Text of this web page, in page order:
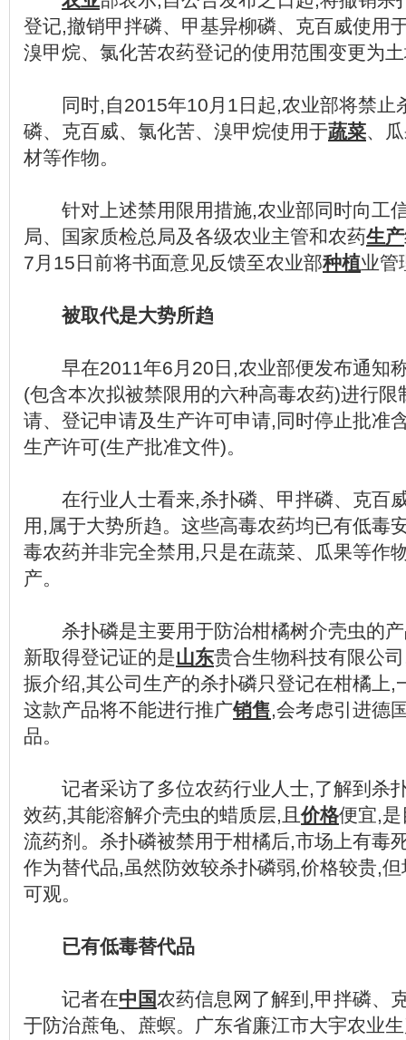
登记,撤销甲拌磷、甲基异柳磷、克百威使用
溴甲烷、氯化苦农药登记的使用范围变更为
同时,自2015年10月1日起,农业部将禁止
磷、克百威、氯化苦、溴甲烷使用于蔬菜、
材等作物。
针对上述禁用限用措施,农业部同时向工
局、国家质检总局及各级农业主管和农药生产
7月15日前将书面意见反馈至农业部种植业管
被取代是大势所趋
早在2011年6月20日,农业部便发布通知
(包含本次拟被禁限用的六种高毒农药)进行
请、登记申请及生产许可申请,同时停止批准
生产许可(生产批准文件)。
在行业人士看来,杀扑磷、甲拌磷、克百
用,属于大势所趋。这些高毒农药均已有低毒
毒农药并非完全禁用,只是在蔬菜、瓜果等作
产。
杀扑磷是主要用于防治柑橘树介壳虫的产
新取得登记证的是山东贵合生物科技有限公
振介绍,其公司生产的杀扑磷只登记在柑橘上,
这款产品将不能进行推广销售,会考虑引进德
品。
记者采访了多位农药行业人士,了解到杀
效药,其能溶解介壳虫的蜡质层,且价格便宜,
流药剂。杀扑磷被禁用于柑橘后,市场上有毒
作为替代品,虽然防效较杀扑磷弱,价格较贵,
可观。
已有低毒替代品
记者在中国农药信息网了解到,甲拌磷、
于防治蔗龟、蔗螟。广东省廉江市大宇农业